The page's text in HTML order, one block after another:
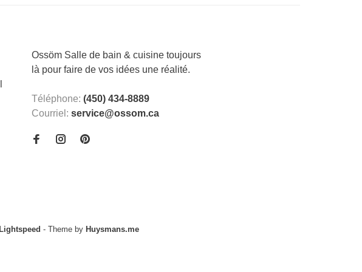
Ossöm Salle de bain & cuisine toujours
là pour faire de vos idées une réalité.
Téléphone: (450) 434-8889
Courriel: service@ossom.ca
Lightspeed - Theme by Huysmans.me